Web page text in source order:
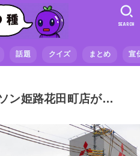
話題 クイズ まとめ 宣
SEARCH
ン姫路花田町店が…